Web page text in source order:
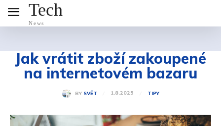
Tech
News
Jak vrátit zboží zakoupené
na internetovém bazaru
BY SVĚT 1.8.2025 TIPY